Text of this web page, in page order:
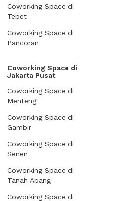
Coworking Space di
Tebet
Coworking Space di
Pancoran
Coworking Space di
Jakarta Pusat
Coworking Space di
Menteng
Coworking Space di
Gambir
Coworking Space di
Senen
Coworking Space di
Tanah Abang
Coworking Space di